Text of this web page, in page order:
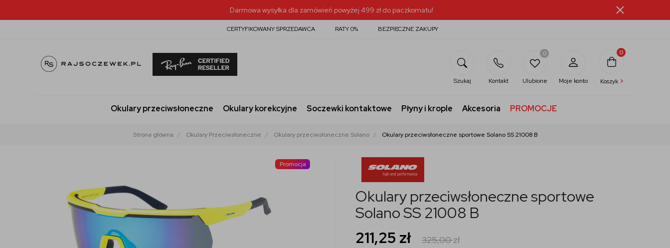
Darmowa wysyłka dla zamówień powyżej 499 zł do paczkomatu!
CERTYFIKOWANY SPRZEDAWCA RATY 0% BEZPIECZNE ZAKUPY
Szukaj Kontakt
0
Ulubione Moje konto
0
Koszyk >
Okulary przeciwsłoneczne Okulary korekcyjne Soczewki kontaktowe Płyny i krople Akcesoria PROMOCJE
Strona główna Okulary Przeciwsłoneczne Okulary przeciwsłoneczne Solano Okulary przeciwsłoneczne sportowe Solano SS 21008 B
Promocja
Okulary przeciwsłoneczne sportowe
Solano SS 21008 B
211,25 zł 325,00zł